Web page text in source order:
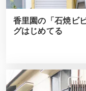
香里園の「石焼ビ
グはじめてる